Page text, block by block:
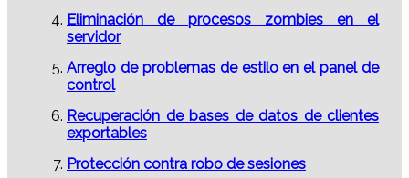
Eliminación de procesos zombies en el
servidor
Arreglo de problemas de estilo en el panel de
control
Recuperación de bases de datos de clientes
exportables
Protección contra robo de sesiones